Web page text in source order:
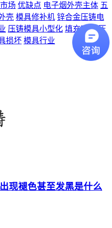
场 优缺点 电子烟外壳主体 五
壳 模具修补机 锌合金压铸电
压铸模具小型化 填充时间 压
损坏 模具行业
现褪色甚至发黑是什么